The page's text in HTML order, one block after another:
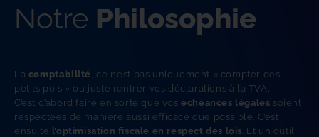
Notre Philosophie
La comptabilité , ce n’est pas uniquement « compter des
petits pois » ou juste rentrer vos déclarations à la TVA.
C’est d’abord faire en sorte que vos échéances légales soient
respectées de manière aussi efficace que possible. C’est
ensuite l’optimisation fiscale en respect des lois . Et un outil